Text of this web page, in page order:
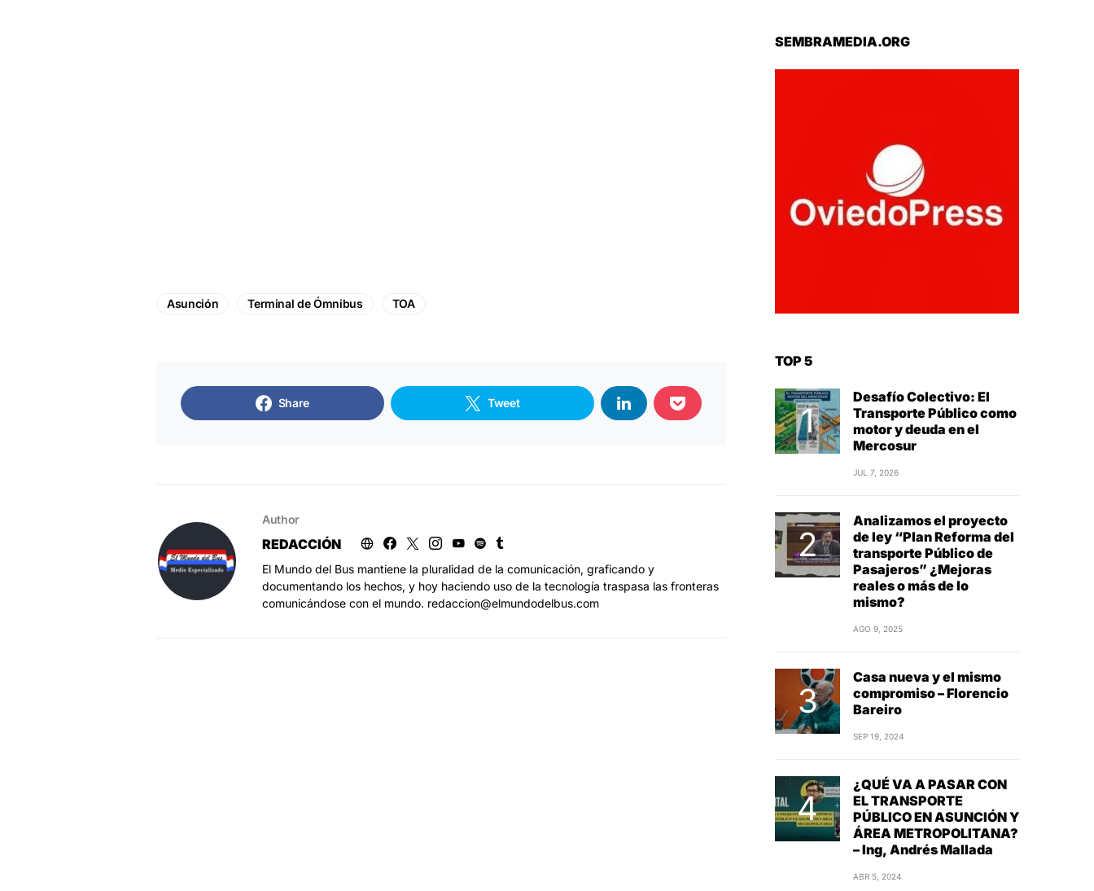
Asunción Terminal de Ómnibus TOA
Share Tweet
Author
REDACCIÓN
El Mundo del Bus mantiene la pluralidad de la comunicación, graficando y
documentando los hechos, y hoy haciendo uso de la tecnología traspasa las fronteras
comunicándose con el mundo. redaccion@elmundodelbus.com
SEMBRAMEDIA.ORG
TOP 5
Desafío Colectivo: El
Transporte Público como
motor y deuda en el
Mercosur
JUL 7, 2026
Analizamos el proyecto
de ley “Plan Reforma del
transporte Público de
Pasajeros” ¿Mejoras
reales o más de lo
mismo?
AGO 9, 2025
Casa nueva y el mismo
compromiso – Florencio
Bareiro
SEP 19, 2024
¿QUÉ VA A PASAR CON
EL TRANSPORTE
PÚBLICO EN ASUNCIÓN Y
ÁREA METROPOLITANA?
– Ing, Andrés Mallada
ABR 5, 2024